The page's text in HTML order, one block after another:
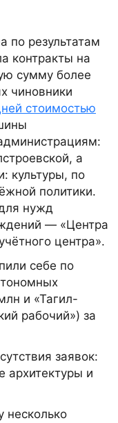
по результатам
контракты на
сумму более
чиновники
стоимостью
а
культуры, по
политики.
нужд
— «Центра
центра».
себе по
и «Тагил-
рабочий») за
заявок:
архитектуры и
несколько